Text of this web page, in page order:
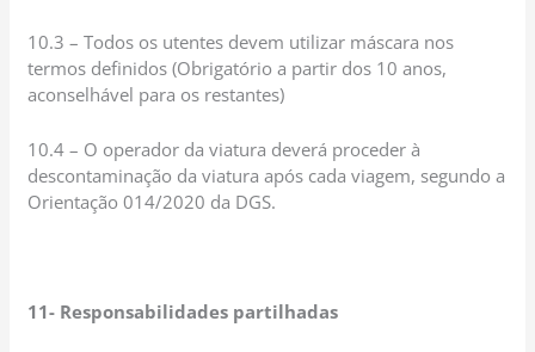
10.3 – Todos os utentes devem utilizar máscara nos
termos definidos (Obrigatório a partir dos 10 anos,
aconselhável para os restantes)
10.4 – O operador da viatura deverá proceder à
descontaminação da viatura após cada viagem, segundo a
Orientação 014/2020 da DGS.
11- Responsabilidades partilhadas